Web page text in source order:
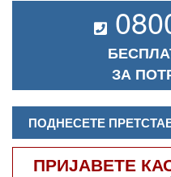
ЗА
ПОДНЕСЕТЕ
ПРИЈАВЕТЕ